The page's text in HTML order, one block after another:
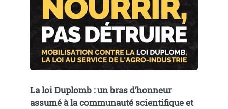
La loi Duplomb : un bras d’honneur
assumé à la communauté scientifique et